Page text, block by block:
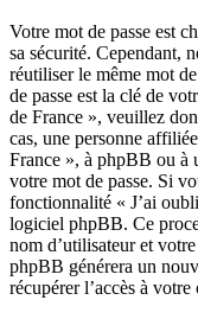
Votre mot de passe est
sa sécurité. Cependant,
réutiliser le même mot
de passe est la clé de
de France », veuillez
cas, une personne
France », à phpBB ou à
votre mot de passe. Si
fonctionnalité « J’ai
logiciel phpBB. Ce
nom d’utilisateur et
phpBB générera un
récupérer l’accès à votre